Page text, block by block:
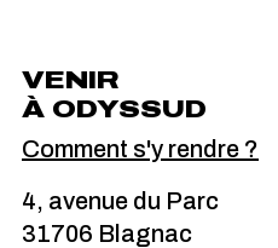
VENIR
À ODYSSUD
Comment s'y rendre ?
4, avenue du Parc
31706 Blagnac